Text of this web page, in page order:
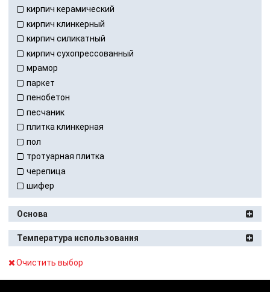
кирпич керамический
кирпич клинкерный
кирпич силикатный
кирпич сухопрессованный
мрамор
паркет
пенобетон
песчаник
плитка клинкерная
пол
тротуарная плитка
черепица
шифер
Основа
Температура использования
Очистить выбор